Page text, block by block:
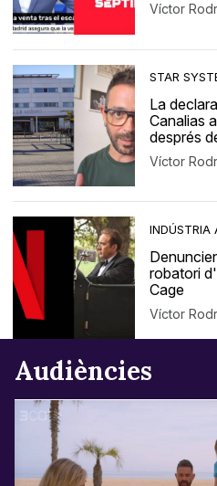
Víctor
STAR
La
Canalias
després
Víctor
INDÚSTRIA
robatori
Cage
Víctor
Audiències